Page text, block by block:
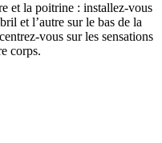
et la poitrine : installez-vous
et l’autre sur le bas de la
vous sur les sensations
corps.